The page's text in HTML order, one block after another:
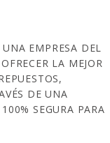
EMPRESA DEL
LA MEJOR
DE UNA
SEGURA PARA